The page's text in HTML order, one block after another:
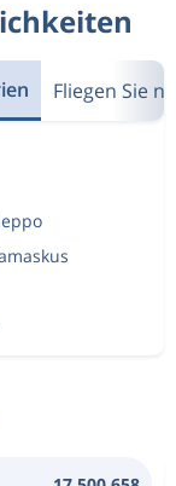
Fliegen Sie